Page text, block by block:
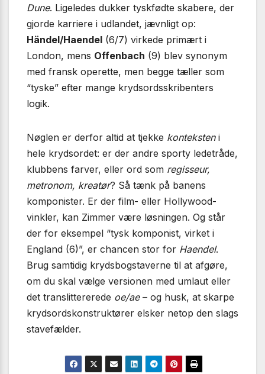
Dune. Ligeledes dukker tyskfødte skabere, der
gjorde karriere i udlandet, jævnligt op:
Händel/Haendel (6/7) virkede primært i
London, mens Offenbach (9) blev synonym
med fransk operette, men begge tæller som
“tyske” efter mange krydsordsskribenters
logik.
Nøglen er derfor altid at tjekke konteksteni
hele krydsordet: er der andre sporty ledetråde,
klubbens farver, eller ord som regisseur,
metronom, kreatør? Så tænk på banens
komponister. Er der film- eller Hollywood-
vinkler, kan Zimmer være løsningen. Og står
der for eksempel “tysk komponist, virket i
England (6)”, er chancen stor for Haendel.
Brug samtidig krydsbogstaverne til at afgøre,
om du skal vælge versionen med umlaut eller
det translittererede oe/ae– og husk, at skarpe
krydsordskonstruktører elsker netop den slags
stavefælder.